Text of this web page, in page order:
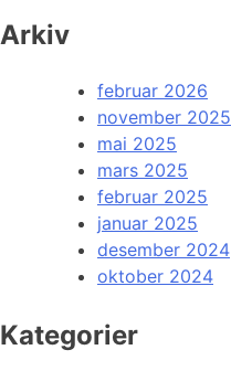
Arkiv
februar 2026
november 2025
mai 2025
mars 2025
februar 2025
januar 2025
desember 2024
oktober 2024
Kategorier